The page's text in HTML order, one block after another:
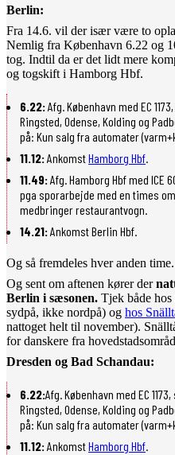
Berlin:
Fra 14.6. vil der især være to
Nemlig fra København 6.22 og
tog. Indtil da er det lidt mere
og togskift i Hamborg Hbf.
6.22:Afg. København med EC
Ringsted, Odense, Kolding og
på: Kun salg fra automater
11.12:AnkomstHamborg Hbf.
11.49:Afg. Hamborg Hbf med ICE
pga sporarbejde med en times
medbringer restaurantvogn.
14.21:Ankomst Berlin Hbf.
Og så fremdeles hver anden time.
Og sent om aftenen kører der
Berlin i sæsonen. Tjek både
sydpå, ikke nordpå) og hos
nattoget helt til november).
for danskere fra
Dresden og Bad Schandau:
6.22:Afg. København med EC
Ringsted, Odense, Kolding og
på: Kun salg fra automater
11.12:AnkomstHamborg Hbf.